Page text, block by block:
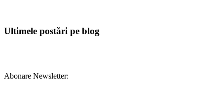
Ultimele postări pe blog
Abonare Newsletter: